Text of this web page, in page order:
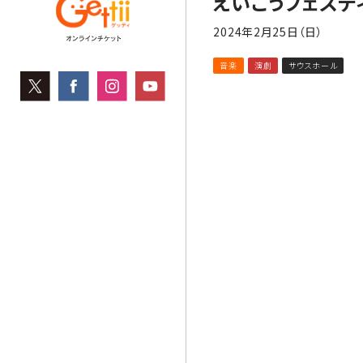
2024年2月25日（日）
音楽 演劇 サウスホール